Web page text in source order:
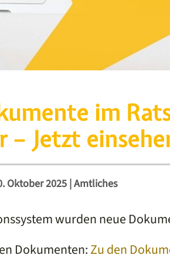
im
– Jetzt
Oktober 2025 |Amtliches
wurden neue
Dokumenten:Zu den